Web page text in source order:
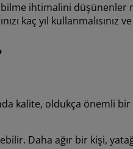
ihtimalini
kaç yıl
kalite, oldukça
Daha ağır bir kişi,